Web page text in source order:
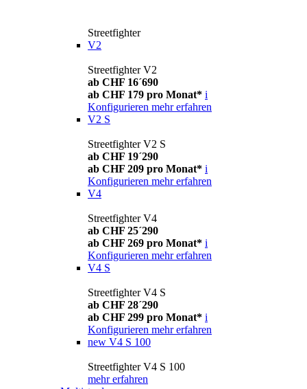
Streetfighter
V2
Streetfighter V2
ab CHF 16´690
ab CHF 179 pro Monat* i
Konfigurieren mehr erfahren
V2 S
Streetfighter V2 S
ab CHF 19´290
ab CHF 209 pro Monat* i
Konfigurieren mehr erfahren
V4
Streetfighter V4
ab CHF 25´290
ab CHF 269 pro Monat* i
Konfigurieren mehr erfahren
V4 S
Streetfighter V4 S
ab CHF 28´290
ab CHF 299 pro Monat* i
Konfigurieren mehr erfahren
new V4 S 100
Streetfighter V4 S 100
mehr erfahren